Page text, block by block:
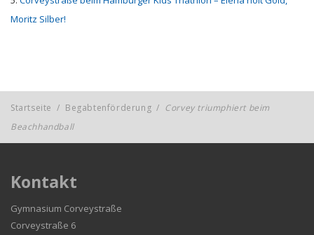
Moritz Silber!
Startseite / Begabtenförderung / Corvey triumphiert beim
Beachhandball
Kontakt
Gymnasium Corveystraße
Corveystraße 6